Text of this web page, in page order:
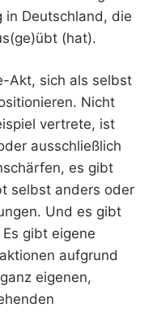
in Deutschland, die
(hat).
Akt, sich als selbst
Nicht
vertrete, ist
ausschließlich
es gibt
selbst anders oder
Und es gibt
gibt eigene
aufgrund
eigenen,